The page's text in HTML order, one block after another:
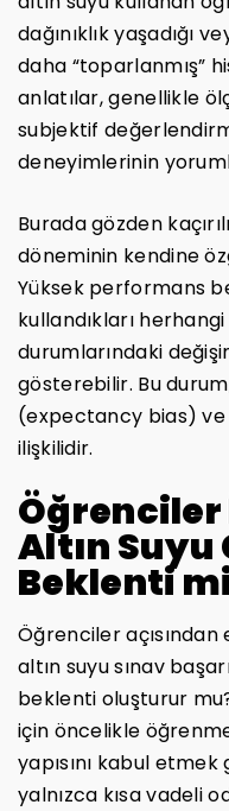
dağınıklık yaşadığı
daha “toparlanmış”
anlatılar, genellikle
subjektif
deneyimlerinin
Burada gözden
döneminin kendine
Yüksek performans
kullandıkları
durumlarındaki
gösterebilir. Bu
(expectancy bias) ve
ilişkilidir.
Altın
Beklenti
Öğrenciler
altın suyu sınav
beklenti oluşturur
için öncelikle
yapısını kabul
yalnızca kısa vadeli